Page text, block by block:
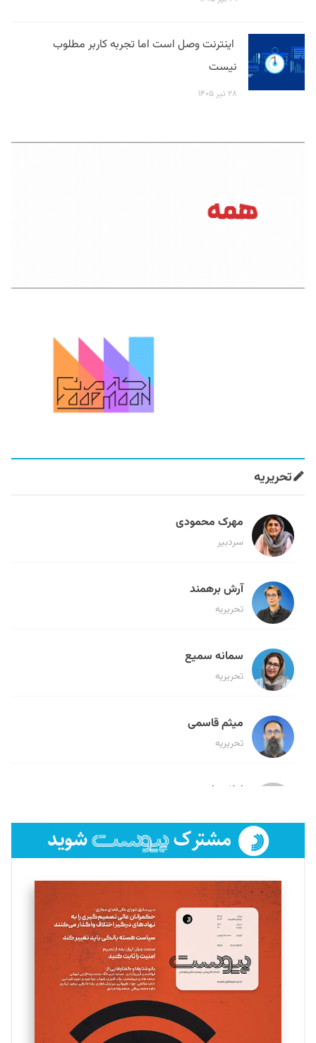
اینترنت وصل است اما تجربه کاربر مطلوب
نیست
۲۸ تیر ۱۴۰۵
تحریریه
مهرک محمودی
سردبیر
آرش برهمند
تحریریه
سمانه سمیع
تحریریه
میثم قاسمی
تحریریه
لیلا حنارود
فائزه فتحی رستمی
تحریریه
سروش کرمیان
تحریریه
مینا پاکدل